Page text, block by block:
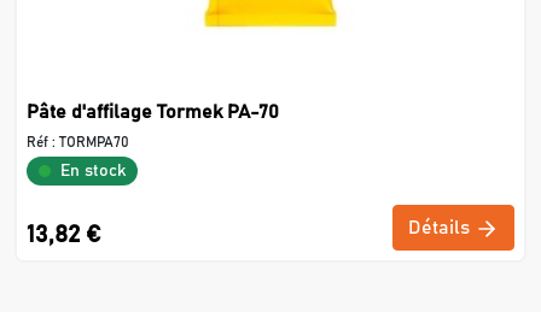
Pâte d'affilage Tormek PA-70
Réf :TORMPA70
En stock
13,82 € Détails